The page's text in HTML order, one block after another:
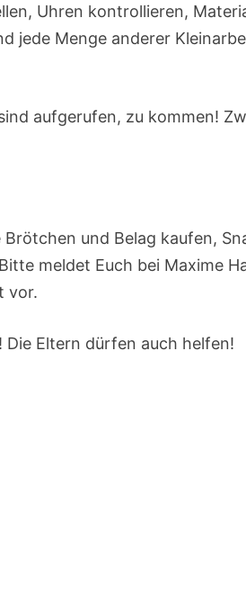
Uhren kontrollieren,
jede Menge anderer
aufgerufen, zu kommen!
und Belag kaufen,
meldet Euch bei Maxime
vor.
Die Eltern dürfen auch helfen!